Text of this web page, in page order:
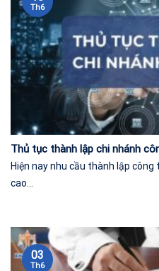
Thủ tục thành lập chi nhánh
Hiện nay nhu cầu thành lập
cao...
Th6
03
Th6